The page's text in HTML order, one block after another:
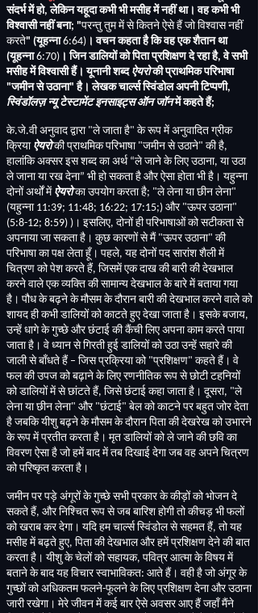
संदर्भ में हो,लेकिन यहूदा कभी भी मसीह में नहीं था। वह कभी भी
विश्वासी नहीं बना; "परन्तु तुम में से कितने ऐसे हैं जो विश्वास नहीं
करते" (यूहन्ना6:64) । वचन कहता है कि वह एक शैतान था
(यूहन्ना6:70) । जिन डालियों को पिता प्रशिक्षण दे रहा है,वे सभी
मसीह में विश्वासी हैं। यूनानी शब्द ऐयरोकी प्राथमिक परिभाषा
"जमीन से उठाना"है। लेखक चार्ल्स स्विंडोल अपनी टिप्पणी,
स्विंडॉलज़ न्यू टेस्टामेंट इनसाइट्स ऑन जॉनमें कहते हैं;
के.जे.वी अनुवाद द्वारा "ले जाता है" के रूप में अनुवादित ग्रीक
क्रिया ऐयरोकी प्राथमिक परिभाषा "जमीन से उठाने" की है,
हालांकि अक्सर इस शब्द का अर्थ “ले जाने के लिए उठाना, या उठा
ले जाना या रख देना” भी हो सकता है और ऐसा होता भी है। यहुन्ना
दोनों अर्थों में ऐयरोका उपयोग करता है; "ले लेना या छीन लेना"
(यहुन्ना 11:39; 11:48; 16:22; 17:15;) और "ऊपर उठाना"
(5:8-12; 8:59) ) । इसलिए, दोनों ही परिभाषाओं को सटीकता से
अपनाया जा सकता है। कुछ कारणों से मैं "ऊपर उठाना" की
परिभाषा का पक्ष लेता हूँ। पहले, यह दोनों पद सारांश शैली में
चित्रण को पेश करते हैं, जिसमें एक दाख की बारी की देखभाल
करने वाले एक व्यक्ति की सामान्य देखभाल के बारे में बताया गया
है। पौध के बढ़ने के मौसम के दौरान बारी की देखभाल करने वाले को
शायद ही कभी डालियों को काटते हुए देखा जाता है। इसके बजाय,
उन्हें धागे के गुच्छे और छंटाई की कैंची लिए अपना काम करते पाया
जाता है। वे ध्यान से गिरती हुई डालियों को उठा उन्हें सहारे की
जाली से बाँधते हैं – जिस प्रक्रिया को "प्रशिक्षण" कहते हैं। वे
फल की उपज को बढ़ाने के लिए रणनीतिक रूप से छोटी टहनियों
को डालियों में से छांटते हैं, जिसे छंटाई कहा जाता है। दूसरा, "ले
लेना या छीन लेना" और "छंटाई" बेल को काटने पर बहुत जोर देता
है जबकि यीशु बढ़ने के मौसम के दौरान पिता की देखरेख को उभारने
के रूप में प्रतीत करता है। मृत डालियों को ले जाने की छवि का
विवरण ऐसा है जो हमें बाद में तब दिखाई देगा जब वह अपने चित्रण
को परिष्कृत करता है।
जमीन पर पड़े अंगूरों के गुच्छे सभी प्रकार के कीड़ों को भोजन दे
सकते हैं, और निश्चित रूप से जब बारिश होगी तो कीचड़ भी फलों
को खराब कर देगा। यदि हम चार्ल्स स्विंडोल से सहमत हैं, तो यह
मसीह में बढ़ते हुए, पिता की देखभाल और हमें प्रशिक्षण देने की बात
करता है। यीशु के चेलों को सहायक, पवित्र आत्मा के विषय में
बताने के बाद यह विचार स्वाभाविकत: आते हैं। वही है जो अंगूर के
गुच्छों को अधिकतम फलने-फूलने के लिए प्रशिक्षण देना और उठाना
जारी रखेगा। मेरे जीवन में कई बार ऐसे अवसर आए हैं जहाँ मैंने